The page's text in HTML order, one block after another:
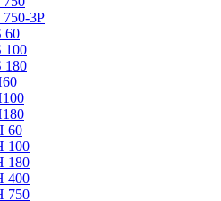
3P
60
100
180
60
100
180
400
750